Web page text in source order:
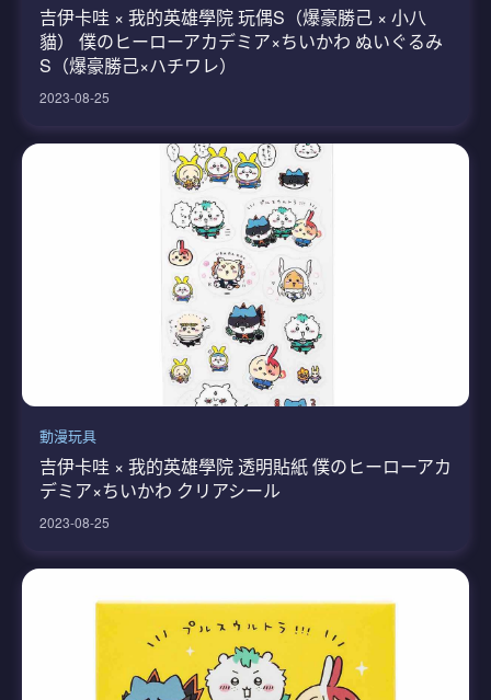
吉伊卡哇 × 我的英雄學院 玩偶S（爆豪勝己 × 小八
貓） 僕のヒーローアカデミア×ちいかわ ぬいぐるみ
S（爆豪勝己×ハチワレ）
2023-08-25
動漫玩具
吉伊卡哇 × 我的英雄學院 透明貼紙 僕のヒーローアカ
デミア×ちいかわ クリアシール
2023-08-25